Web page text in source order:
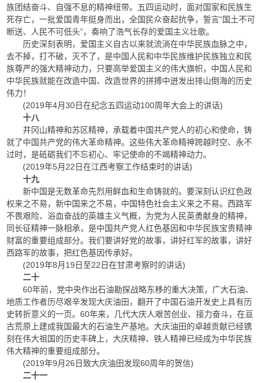
族团结奋斗、自强不息的精神纽带。五四运动时，面对国家和民族生
死存亡，一批爱国青年挺身而出，全国民众奋起抗争，誓言“国土不可
断送、人民不可低头”，奏响了浩气长存的爱国主义壮歌。
历史深刻表明，爱国主义自古以来就流淌在中华民族血脉之中，
去不掉，打不破，灭不了，是中国人民和中华民族维护民族独立和民
族尊严的强大精神动力，只要高举爱国主义的伟大旗帜，中国人民和
中华民族就能在改造中国、改造世界的拼搏中迸发出排山倒海的历史
伟力！
(2019年4月30日在纪念五四运动100周年大会上的讲话)
十八
井冈山精神和苏区精神，承载着中国共产党人的初心和使命，铸
就了中国共产党的伟大革命精神。这些伟大革命精神跨越时空、永不
过时，是砥砺我们不忘初心、牢记使命的不竭精神动力。
(2019年5月22日在江西考察工作结束时的讲话)
十九
新中国是无数革命先烈用鲜血和生命铸就的。要深刻认识红色政
权来之不易，新中国来之不易，中国特色社会主义来之不易。西路军
不畏艰险、浴血奋战的英雄主义气概，为党为人民英勇献身的精神，
同长征精神一脉相承，是中国共产党人红色基因和中华民族宝贵精神
财富的重要组成部分。我们要讲好党的故事，讲好红军的故事，讲好
西路军的故事，把红色基因传承好。
(2019年8月19日至22日在甘肃考察时的讲话)
二十
60年前，党中央作出石油勘探战略东移的重大决策，广大石油、
地质工作者历尽艰辛发现大庆油田，翻开了中国石油开发史上具有历
史转折意义的一页。60年来，几代大庆人艰苦创业、接力奋斗，在亘
古荒原上建成我国最大的石油生产基地。大庆油田的卓越贡献已经镌
刻在伟大祖国的历史丰碑上，大庆精神、铁人精神已经成为中华民族
伟大精神的重要组成部分。
(2019年9月26日致大庆油田发现60周年的贺信)
二十一